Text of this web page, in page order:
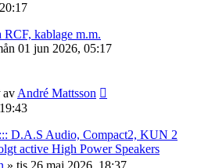
RCF, kablage m.m.
01 jun 2026, 05:17
av André Mattsson
D.A.S Audio, Compact2, KUN 2
active High Power Speakers
» tis 26 maj 2026, 18:37